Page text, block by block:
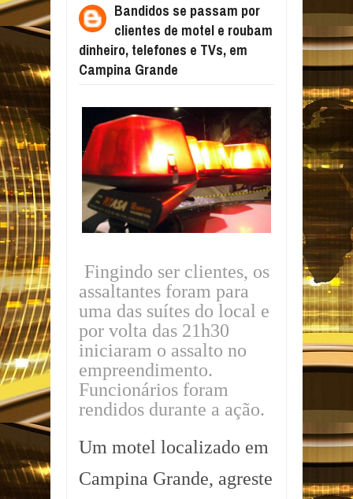
E TVS, EM CAMPINA GRANDE
Bandidos se passam por
clientes de motel e roubam
dinheiro, telefones e TVs, em
Campina Grande
Fingindo ser clientes, os
assaltantes foram para
uma das suítes do local e
por volta das 21h30
iniciaram o assalto no
empreendimento.
Funcionários foram
rendidos durante a ação.
Um motel localizado em
Campina Grande, agreste